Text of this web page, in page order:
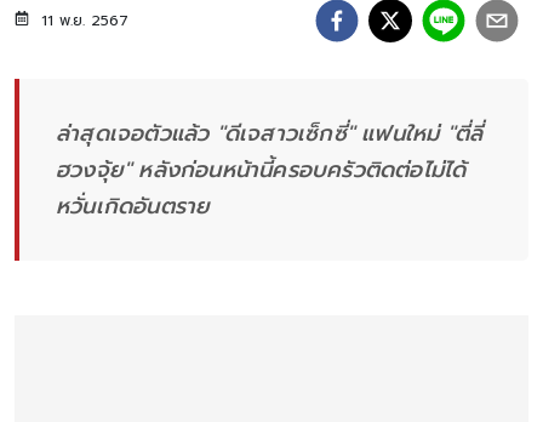
11 พ.ย. 2567
ล่าสุดเจอตัวแล้ว "ดีเจสาวเซ็กซี่" แฟนใหม่ "ตี่ลี่
ฮวงจุ้ย" หลังก่อนหน้านี้ครอบครัวติดต่อไม่ได้
หวั่นเกิดอันตราย